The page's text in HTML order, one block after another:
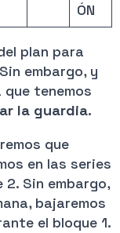
ÓN
plan para
embargo, y
tenemos
la guardia.
que
en las series
Sin embargo,
bajaremos
el bloque 1.